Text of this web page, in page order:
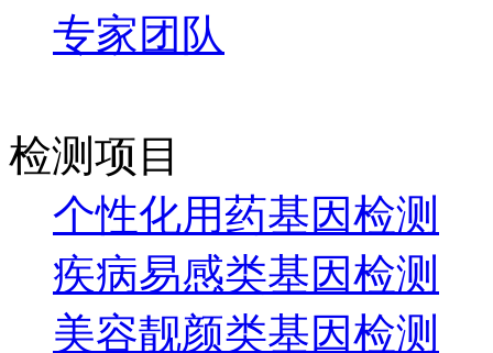
专家团队
检测项目
个性化用药基因检测
疾病易感类基因检测
美容靓颜类基因检测